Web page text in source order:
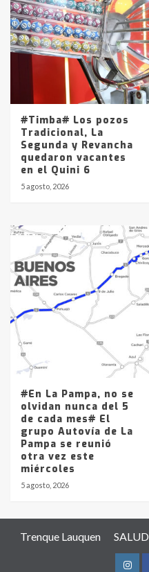
#Timba# Los pozos
Tradicional, La
Segunda y Revancha
quedaron vacantes
en el Quini 6
5 agosto, 2026
#En La Pampa, no se
olvidan nunca del 5
de cada mes# El
grupo Autovía de La
Pampa se reunió
otra vez este
miércoles
5 agosto, 2026
Trenque Lauquen SALUD